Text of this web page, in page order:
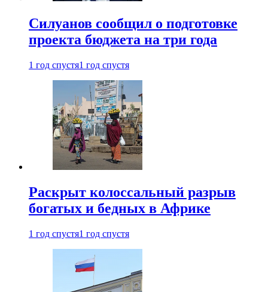
Силуанов сообщил о подготовке
проекта бюджета на три года
1 год спустя1 год спустя
Раскрыт колоссальный разрыв
богатых и бедных в Африке
1 год спустя1 год спустя